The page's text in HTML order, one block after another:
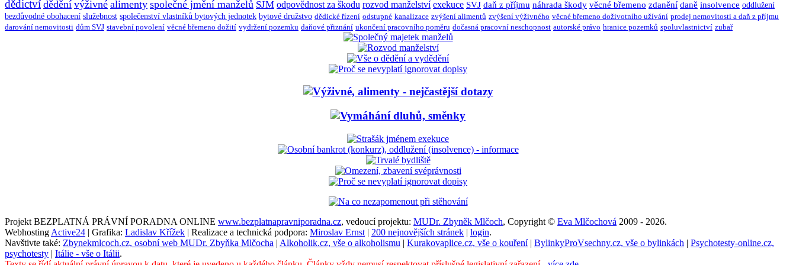
dědictví dědění výživné alimenty společné jmění manželů SJM odpovědnost za škodu rozvod manželství exekuce SVJ daň z příjmu náhrada škody věcné břemeno zdanění daně insolvence oddlužení
bezdůvodné obohacení služebnost společenství vlastníků bytových jednotek bytové družstvo dědické řízení odstupné kanalizace zvýšení alimentů zvýšení výživného věcné břemeno doživotního užívání prodej nemovitosti a daň z příjmu
darování nemovitosti dům SVJ stavební povolení věcné břemeno dožití vydržení pozemku daňové přiznání ukončení pracovního poměru dočasná pracovní neschopnost autorské právo hranice pozemků spoluvlastnictví zubař
Projekt BEZPLATNÁ PRÁVNÍ PORADNA ONLINE www.bezplatnapravniporadna.cz, vedoucí projektu: MUDr. Zbyněk Mlčoch, Copyright © Eva Mlčochová 2009 - 2026.
Webhosting Active24 | Grafika: Ladislav Křížek | Realizace a technická podpora: Miroslav Ernst | 200 nejnovějších stránek | login.
Navštivte také: Zbynekmlcoch.cz, osobní web MUDr. Zbyňka Mlčocha | Alkoholik.cz, vše o alkoholismu | Kurakovaplice.cz, vše o kouření| BylinkyProVsechny.cz, vše o bylinkách | Psychotesty-online.cz,
psychotesty | Itálie - vše o Itálii.